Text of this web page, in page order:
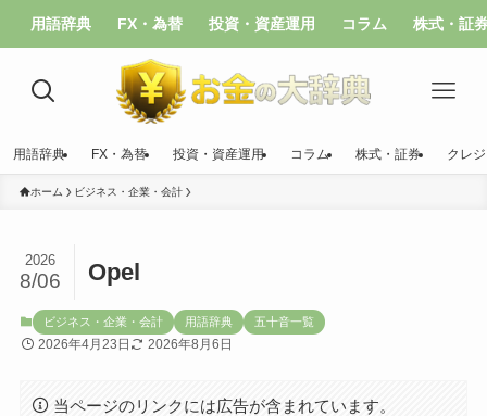
用語辞典 FX・為替 投資・資産運用 コラム 株式・証
用語辞典 FX・為替 投資・資産運用 コラム 株式・証券 クレ
ホーム ビジネス・企業・会計
Opel
2026
8/06
ビジネス・企業・会計 用語辞典 五十音一覧
2026年4月23日 2026年8月6日
当ページのリンクには広告が含まれています。